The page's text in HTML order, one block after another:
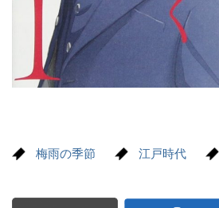
梅雨の季節 江戸時代